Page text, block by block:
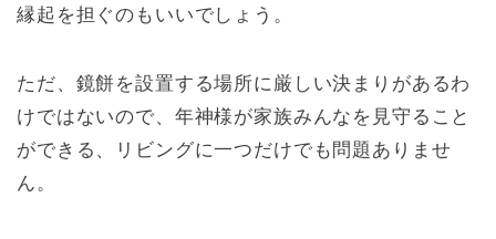
縁起を担ぐのもいいでしょう。
ただ、鏡餅を設置する場所に厳しい決まりがあるわ
けではないので、年神様が家族みんなを見守ること
ができる、リビングに一つだけでも問題ありませ
ん。